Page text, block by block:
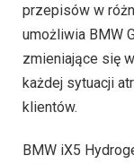
przepisów w
umożliwia BMW
zmieniające się
każdej sytuacji
klientów.
BMW iX5